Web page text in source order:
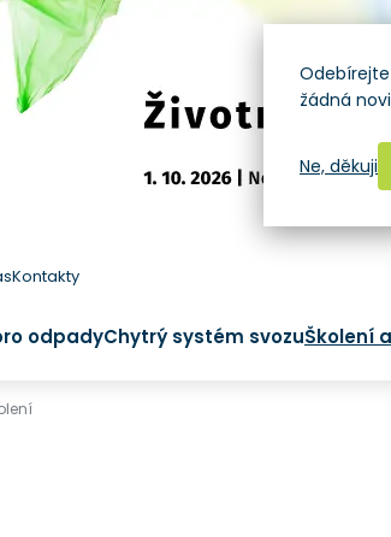
Kontakty
odpadyChytrý systém svozuŠkolení
žádná
Ne, děkuji